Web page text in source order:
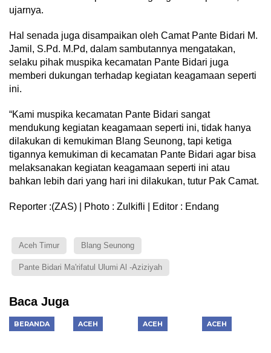
ujarnya.
Hal senada juga disampaikan oleh Camat Pante Bidari M.
Jamil, S.Pd. M.Pd, dalam sambutannya mengatakan,
selaku pihak muspika kecamatan Pante Bidari juga
memberi dukungan terhadap kegiatan keagamaan seperti
ini.
“Kami muspika kecamatan Pante Bidari sangat
mendukung kegiatan keagamaan seperti ini, tidak hanya
dilakukan di kemukiman Blang Seunong, tapi ketiga
tigannya kemukiman di kecamatan Pante Bidari agar bisa
melaksanakan kegiatan keagamaan seperti ini atau
bahkan lebih dari yang hari ini dilakukan, tutur Pak Camat.
Reporter :(ZAS) | Photo : Zulkifli | Editor : Endang
Aceh Timur Blang Seunong
Pante Bidari Ma'rifatul Ulumi Al -Aziziyah
Baca Juga
BERANDA ACEH ACEH ACEH